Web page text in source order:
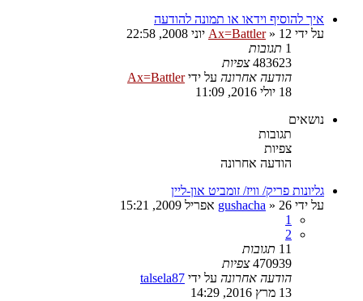
איך להוסיף וידאו או תמונה להודעה
על ידי
Ax=Battler» 12 יוני 2008, 22:58
1 תגובות
483623 צפיות
הודעה אחרונה על ידיAx=Battler
18 יולי 2016, 11:09
נושאים
תגובות
צפיות
הודעה אחרונה
גליונות פריק/ וויז/ זומביט און-ליין
על ידי
gushacha » 26 אפריל 2009, 15:21
1
2
11 תגובות
470939 צפיות
הודעה אחרונה על ידי talsela87
13 מרץ 2016, 14:29